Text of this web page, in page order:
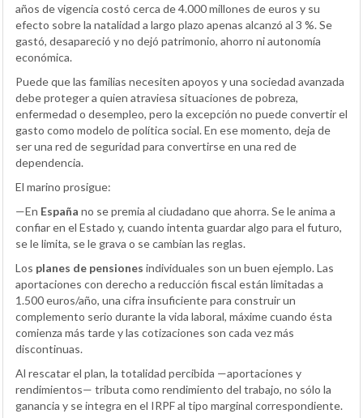
años de vigencia costó cerca de 4.000 millones de euros y su
efecto sobre la natalidad a largo plazo apenas alcanzó al 3 %. Se
gastó, desapareció y no dejó patrimonio, ahorro ni autonomía
económica.
Puede que las familias necesiten apoyos y una sociedad avanzada
debe proteger a quien atraviesa situaciones de pobreza,
enfermedad o desempleo, pero la excepción no puede convertir el
gasto como modelo de política social. En ese momento, deja de
ser una red de seguridad para convertirse en una red de
dependencia.
El marino prosigue:
—En España no se premia al ciudadano que ahorra. Se le anima a
confiar en el Estado y, cuando intenta guardar algo para el futuro,
se le limita, se le grava o se cambian las reglas.
Los planes de pensiones individuales son un buen ejemplo. Las
aportaciones con derecho a reducción fiscal están limitadas a
1.500 euros/año, una cifra insuficiente para construir un
complemento serio durante la vida laboral, máxime cuando ésta
comienza más tarde y las cotizaciones son cada vez más
discontinuas.
Al rescatar el plan, la totalidad percibida —aportaciones y
rendimientos— tributa como rendimiento del trabajo, no sólo la
ganancia y se integra en el IRPF al tipo marginal correspondiente.